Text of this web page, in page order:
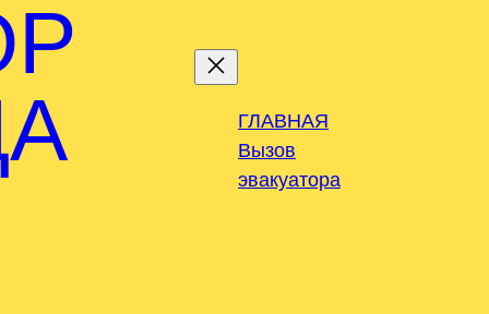
ГЛАВНАЯ
Вызов
эвакуатора